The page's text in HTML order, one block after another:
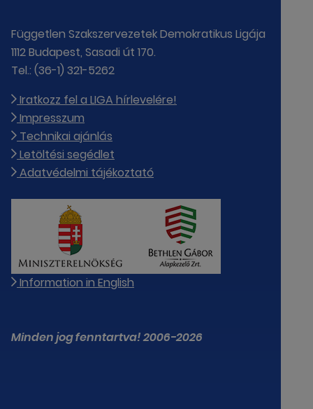
Független Szakszervezetek Demokratikus Ligája
1112 Budapest, Sasadi út 170.
Tel.: (36-1) 321-5262
Iratkozz fel a LIGA hírlevelére!
Impresszum
Technikai ajánlás
Letöltési segédlet
Adatvédelmi tájékoztató
Information in English
Minden jog fenntartva! 2006-2026